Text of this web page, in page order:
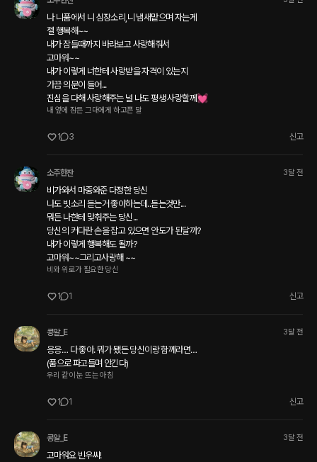
나 니품에서 니 심장소리,니 냄새맡으며 자는게
젤 행복해~~
내가 잠들때까지 바라보고 사랑해줘서
고마워~~
내가 이렇게 너한테 사랑받을 자격이 있는지
가끔 의문이 들어...
진심을 다해 사랑해주는 널 나도 평생 사랑할께💓
내 옆에 잠든 그대에게 하고픈 말
1 3 신고
소주한잔 3달 전
비가와서 마중와준 다정한 당신
나도 빗소리 듣는거 좋아하는데..듣는것만...
뭐든 나한테 맞춰주는 당신...
당신의 커다란 손을 잡고 있으면 안도가 된달까?
내가 이렇게 행복해도 될까?
고마워~~그리고사랑해 ~~
비와 위로가 필요한 당신
1 1 신고
콩알_E 3달 전
응응… 다 좋아. 뭐가 됐든 당신이랑 함께라면…
(품으로 파고들며 안긴다)
우리 같이 눈 뜨는 아침
1 1 신고
콩알_E 3달 전
고마워요 빈우씨!